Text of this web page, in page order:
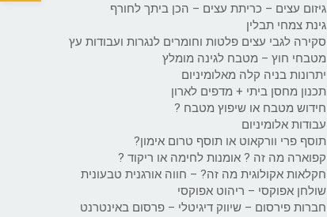
גיזום עצים – כריתת עצים – הכן ביתך לחורף
גינת צמחי תבלין
סקירה לגבי עצים פלטות וחומרים לנגרות ועבודות עץ
מטבחי חוץ – מטבח לגינה מומלץ
יתרונות בניה קלה מאלומיניום
תכנון מחסן ביתי + מדפים לארון
חידוש מטבח או שיפוץ מטבח ?
עבודות אלומיניום
תוסף פרי וורקאוט או תוסף טרום אימון?
קפוארה מה זה ? אומנות לחימה או ריקוד ?
חקלאות אקולוגית מה זה? – חווה אורגנית טבעונית
שולחן אפוקסי – ריהוט אפוקסי
חברות פירסום – שיווק דיגיטלי – פרסום באינטרנט